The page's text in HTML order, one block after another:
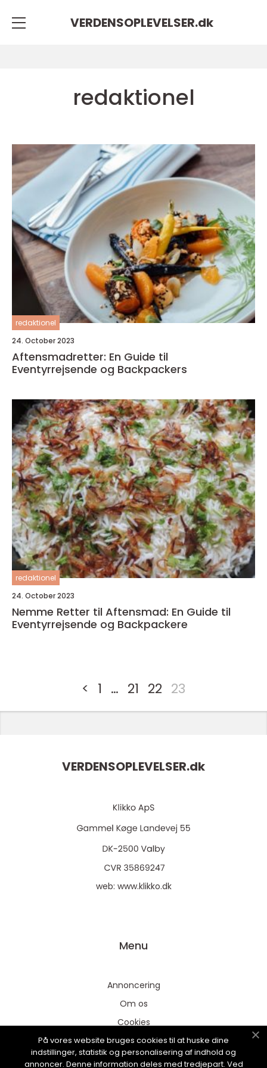
VERDENSOPLEVELSER.dk
redaktionel
redaktionel
24. October 2023
Aftensmadretter: En Guide til
Eventyrrejsende og Backpackers
redaktionel
24. October 2023
Nemme Retter til Aftensmad: En Guide til
Eventyrrejsende og Backpackere
< 1 … 21 22 23
VERDENSOPLEVELSER.dk
web: www.klikko.dk
Menu
Annoncering
Om os
Cookies
Kontakt os
Sitemap
På vores website bruges cookies til at huske dine
indstillinger, statistik og personalisering af indhold og
annoncer. Denne information deles med tredjepart. Ved